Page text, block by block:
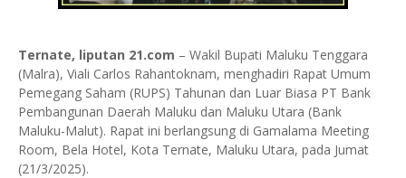
Ternate, liputan 21.com – Wakil Bupati Maluku Tenggara
(Malra), Viali Carlos Rahantoknam, menghadiri Rapat Umum
Pemegang Saham (RUPS) Tahunan dan Luar Biasa PT Bank
Pembangunan Daerah Maluku dan Maluku Utara (Bank
Maluku-Malut). Rapat ini berlangsung di Gamalama Meeting
Room, Bela Hotel, Kota Ternate, Maluku Utara, pada Jumat
(21/3/2025).